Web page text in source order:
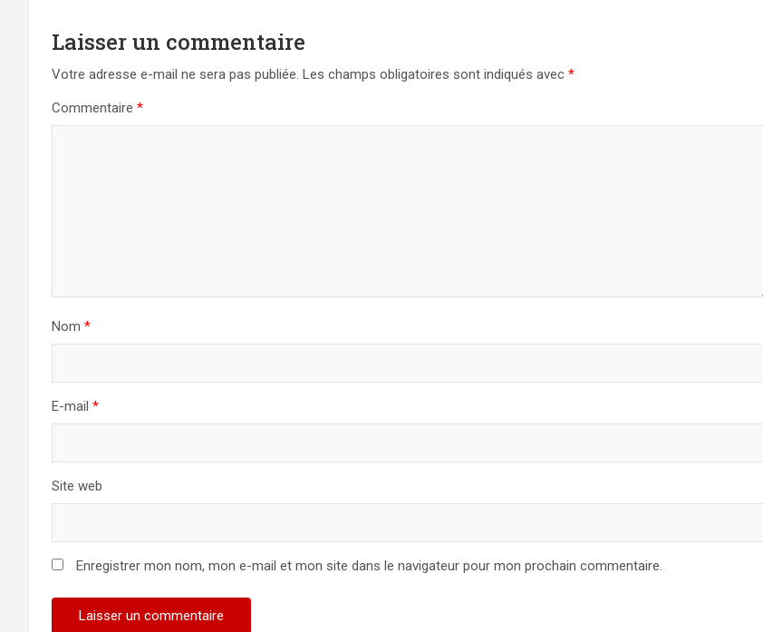
Laisser un commentaire
Votre adresse e-mail ne sera pas publiée. Les champs obligatoires sont indiqués avec *
Commentaire *
Nom *
E-mail *
Site web
Enregistrer mon nom, mon e-mail et mon site dans le navigateur pour mon prochain commentaire.